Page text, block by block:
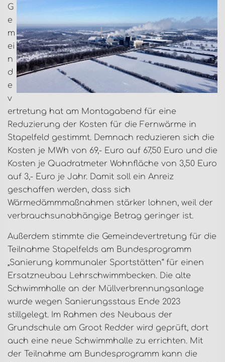
G
e
m
ei
n
d
e
v
ertretung hat am Montagabend für eine
Reduzierung der Kosten für die Fernwärme in
Stapelfeld gestimmt. Demnach reduzieren sich die
Kosten je MWh von 69,- Euro auf 67,50 Euro und die
Kosten je Quadratmeter Wohnfläche von 3,50 Euro
auf 3,- Euro je Jahr. Damit soll ein Anreiz
geschaffen werden, dass sich
Wärmedämmmaßnahmen stärker lohnen, weil der
verbrauchsunabhängige Betrag geringer ist.
Außerdem stimmte die Gemeindevertretung für die
Teilnahme Stapelfelds am Bundesprogramm
„Sanierung kommunaler Sportstätten“ für einen
Ersatzneubau Lehrschwimmbecken. Die alte
Schwimmhalle an der Müllverbrennungsanlage
wurde wegen Sanierungsstaus Ende 2023
stillgelegt. Im Rahmen des Neubaus der
Grundschule am Groot Redder wird geprüft, dort
auch eine neue Schwimmhalle zu errichten. Mit
der Teilnahme am Bundesprogramm kann die